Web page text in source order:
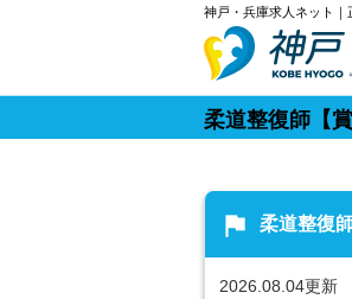
神戸・兵庫求人ネット｜
柔道整復師【
flag 柔道整復
2026.08.04更新